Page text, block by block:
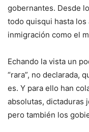
gobernantes. Desde
todo quisqui hasta
inmigración como el
Echando la vista un
“rara”, no declarada,
es. Y para ello han
absolutas, dictaduras
pero también los